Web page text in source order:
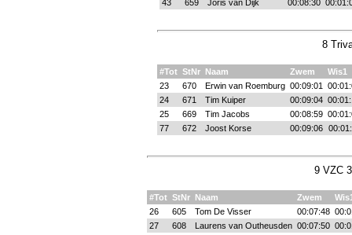
43
659 Joris van Dijk 00:08:30
8
#Tot StNr Naam Zwem
Wis1
23
670 Erwin van Roemburg 00:09:01
24
671 Tim Kuiper 00:09:04
25
669 Tim Jacobs 00:08:59
77
672 Joost Korse 00:09:06
9 VZC
#Tot StNr Naam Zwem
26
605 Tom De Visser 00:07:48
27
608 Laurens van Outheusden 00:07:50